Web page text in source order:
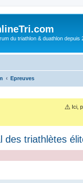
du triathlon & duathlon depuis
Epreuves
⚠️ Ici,
des triathlètes